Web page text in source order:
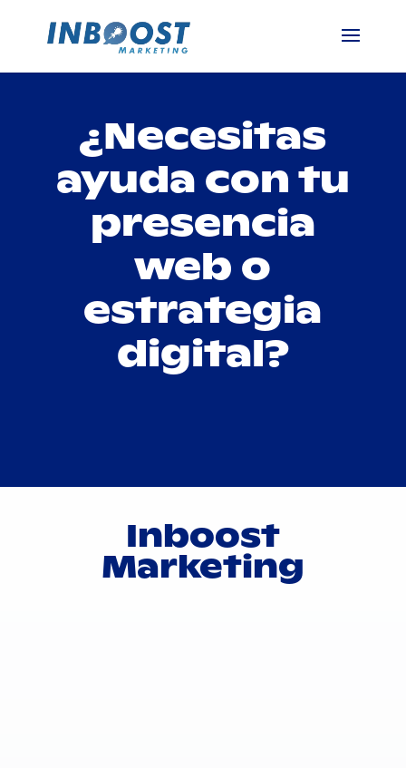
¿Necesitas
ayuda con tu
presencia
web o
estrategia
digital?
Inboost
Marketing